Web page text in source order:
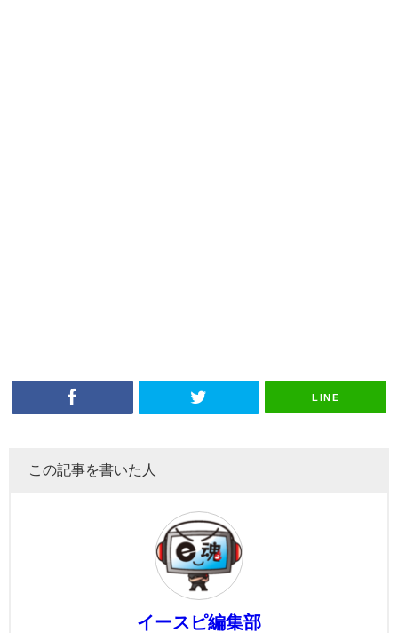
LINE
この記事を書いた人
イースピ編集部